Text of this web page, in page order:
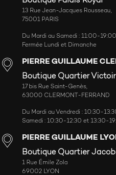
13 Rue Jean-Jacques Rousseau,
75001 PARIS
Du Mardi au Samedi : 11:00-19:00
Fermée Lundi et Dimanche
PIERRE GUILLAUME
Boutique Quartier
17 bis Rue Saint-Genès,
63000 CLERMONT-FERRAND
Du Mardi au Vendredi : 10:30-
Samedi : 10:30-12:30 et 13:30-
PIERRE GUILLAUME
Boutique Quartier
1 Rue Émile Zola
69002 LYON